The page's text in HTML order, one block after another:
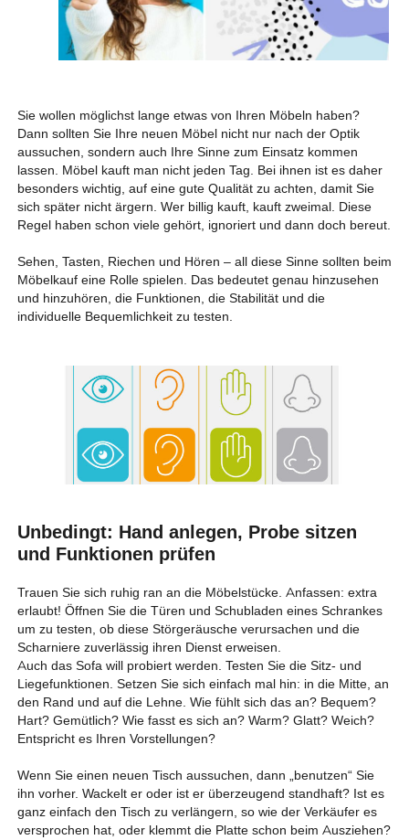
Sie wollen möglichst lange etwas von Ihren Möbeln haben?
Dann sollten Sie Ihre neuen Möbel nicht nur nach der Optik
aussuchen, sondern auch Ihre Sinne zum Einsatz kommen
lassen. Möbel kauft man nicht jeden Tag. Bei ihnen ist es daher
besonders wichtig, auf eine gute Qualität zu achten, damit Sie
sich später nicht ärgern. Wer billig kauft, kauft zweimal. Diese
Regel haben schon viele gehört, ignoriert und dann doch bereut.
Sehen, Tasten, Riechen und Hören – all diese Sinne sollten beim
Möbelkauf eine Rolle spielen. Das bedeutet genau hinzusehen
und hinzuhören, die Funktionen, die Stabilität und die
individuelle Bequemlichkeit zu testen.
Unbedingt: Hand anlegen, Probe sitzen
und Funktionen prüfen
Trauen Sie sich ruhig ran an die Möbelstücke. Anfassen: extra
erlaubt! Öffnen Sie die Türen und Schubladen eines Schrankes
um zu testen, ob diese Störgeräusche verursachen und die
Scharniere zuverlässig ihren Dienst erweisen.
Auch das Sofa will probiert werden. Testen Sie die Sitz- und
Liegefunktionen. Setzen Sie sich einfach mal hin: in die Mitte, an
den Rand und auf die Lehne. Wie fühlt sich das an? Bequem?
Hart? Gemütlich? Wie fasst es sich an? Warm? Glatt? Weich?
Entspricht es Ihren Vorstellungen?
Wenn Sie einen neuen Tisch aussuchen, dann „benutzen“ Sie
ihn vorher. Wackelt er oder ist er überzeugend standhaft? Ist es
ganz einfach den Tisch zu verlängern, so wie der Verkäufer es
versprochen hat, oder klemmt die Platte schon beim Ausziehen?